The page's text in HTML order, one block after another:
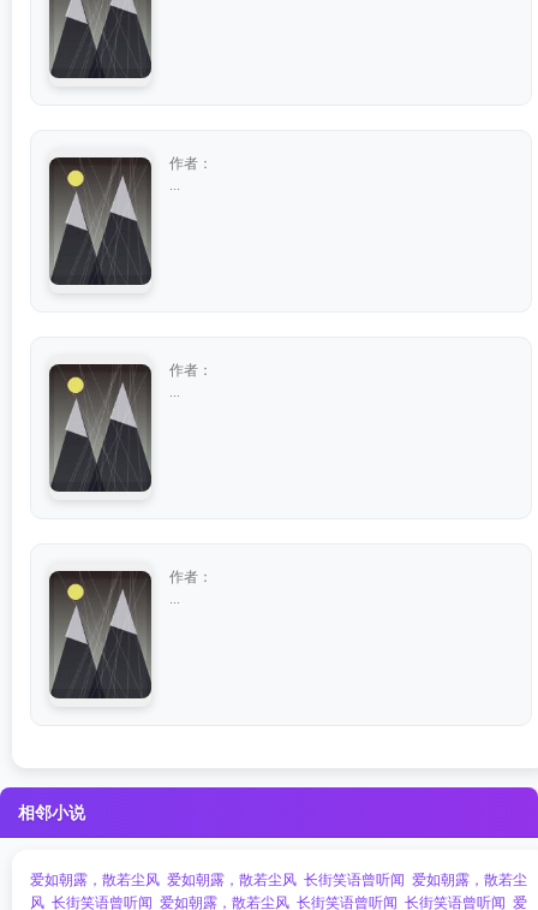
作者：
作者：
作者：
相邻小说
爱如朝露，散若尘风 爱如朝露，散若尘风 长街笑语曾听闻 爱如朝露，散若尘
风 长街笑语曾听闻 爱如朝露，散若尘风 长街笑语曾听闻 长街笑语曾听闻 爱